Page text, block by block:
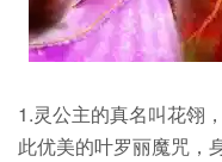
1.灵公主的真名叫花翎
此优美的叶罗丽魔咒，